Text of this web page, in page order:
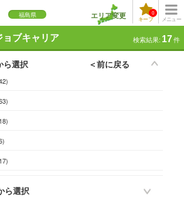
福島県
メニュー
キープ
0
エリア変更
ョブキャリア 検索結果: 17件
ら選択
＜前に戻る
ら選択